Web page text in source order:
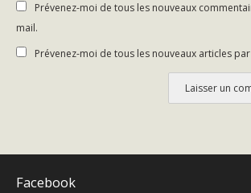
Prévenez-moi de tous les nouveaux
mail.
Prévenez-moi de tous les nouveaux articles
Facebook